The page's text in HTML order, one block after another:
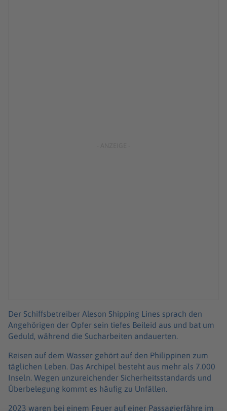
Der Schiffsbetreiber Aleson Shipping Lines sprach den
Angehörigen der Opfer sein tiefes Beileid aus und bat um
Geduld, während die Sucharbeiten andauerten.
Reisen auf dem Wasser gehört auf den Philippinen zum
täglichen Leben. Das Archipel besteht aus mehr als 7.000
Inseln. Wegen unzureichender Sicherheitsstandards und
Überbelegung kommt es häufig zu Unfällen.
2023 waren bei einem Feuer auf einer Passagierfähre im